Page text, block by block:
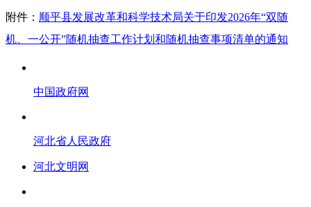
附件： 顺平县发展改革和科学技术局关于印发2026年“双随
机、一公开”随机抽查工作计划和随机抽查事项清单的通知
中国政府网
河北省人民政府
河北文明网